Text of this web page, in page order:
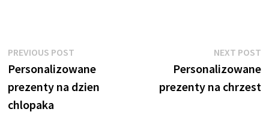
Nawigacja
wpisu
PREVIOUS POSTPrevious
post:
Personalizowane
prezenty na dzien
chlopaka
NEXT POST
Personalizowane
prezenty na chrzest